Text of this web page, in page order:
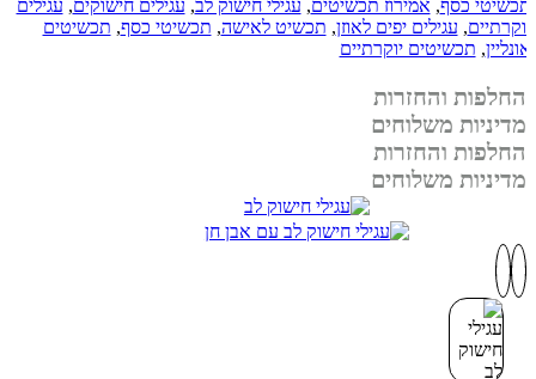
תכשיטי כסף, אמירוז תכשיטים, עגילי חישוק לב, עגילים חישוקים, עגילים
יוקרתיים, עגילים יפים לאוזן, תכשיט לאישה, תכשיטי כסף, תכשיטים
אונליין, תכשיטים יוקרתיים
החלפות והחזרות
מדיניות משלוחים
החלפות והחזרות
מדיניות משלוחים